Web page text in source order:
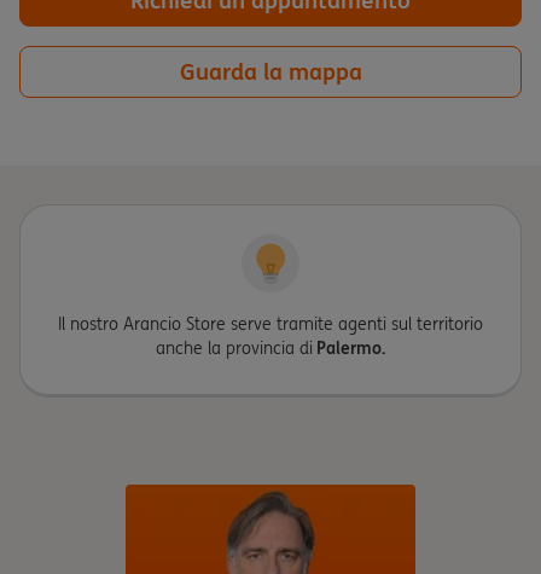
Guarda la mappa
Il nostro Arancio Store serve tramite agenti sul territorio
anche la provincia di Palermo.